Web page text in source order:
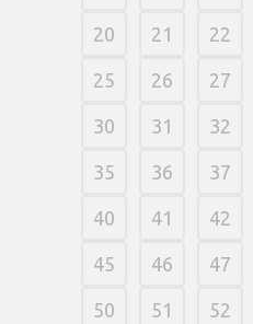
20 21 22
25 26 27
30 31 32
35 36 37
40 41 42
45 46 47
50 51 52